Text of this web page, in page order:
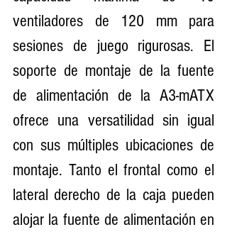
ventiladores de 120 mm para
sesiones de juego rigurosas. El
soporte de montaje de la fuente
de alimentación de la A3-mATX
ofrece una versatilidad sin igual
con sus múltiples ubicaciones de
montaje. Tanto el frontal como el
lateral derecho de la caja pueden
alojar la fuente de alimentación en